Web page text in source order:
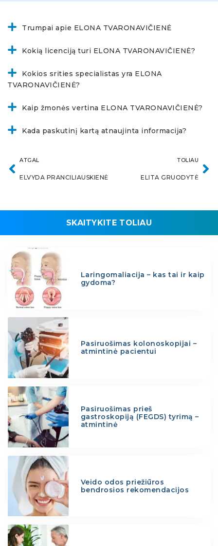
Trumpai apie ELONA TVARONAVIČIENĖ
Kokią licenciją turi ELONA TVARONAVIČIENĖ?
Kokios srities specialistas yra ELONA
TVARONAVIČIENĖ?
Kaip žmonės vertina ELONA TVARONAVIČIENĖ?
Kada paskutinį kartą atnaujinta informacija?
ATGAL
ELVYDA PRANCILIAUSKIENĖ
TOLIAU
ELITA GRUODYTĖ
SKAITYKITE TOLIAU
Laringomaliacija – kas tai ir kaip
gydoma?
Pasiruošimas kolonoskopijai –
atmintinė pacientui
Pasiruošimas prieš
gastroskopiją (FEGDS) tyrimą –
atmintinė
Veido odos priežiūros
bendrosios rekomendacijos